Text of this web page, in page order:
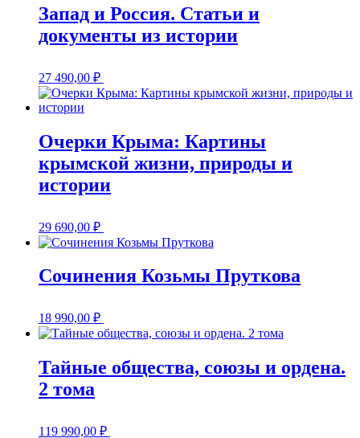
Запад и Россия. Статьи и
документы из истории
27 490,00 ₽
Очерки Крыма: Картины
крымской жизни, природы и
истории
29 690,00 ₽
Сочинения Козьмы Пруткова
18 990,00 ₽
Тайные общества, союзы и ордена.
2 тома
119 990,00 ₽